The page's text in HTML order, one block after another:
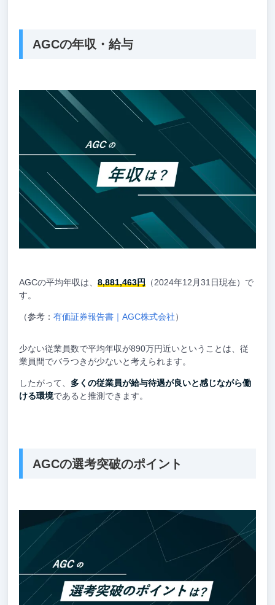
AGCの年収・給与
AGCの平均年収は、 8,881,463円（2024年12月31日現在）で
す。
（参考： 有価証券報告書｜AGC株式会社）
少ない従業員数で平均年収が890万円近いということは、従
業員間でバラつきが少ないと考えられます。
したがって、 多くの従業員が給与待遇が良いと感じながら働
ける環境であると推測できます。
AGCの選考突破のポイント